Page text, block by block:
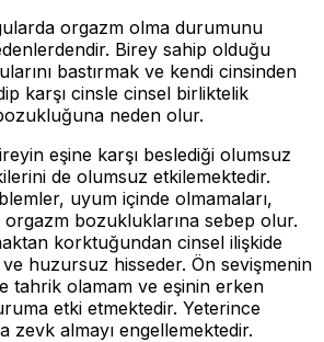
orgazm olma durumunu
Birey sahip olduğu
bastırmak ve kendi cinsinden
karşı cinsle cinsel birliktelik
neden olur.
eşine karşı beslediği olumsuz
de olumsuz etkilemektedir.
uyum içinde olmamaları,
bozukluklarına sebep olur.
korktuğundan cinsel ilişkide
huzursuz hisseder. Ön sevişmenin
tahrik olamam ve eşinin erken
etki etmektedir. Yeterince
zevk almayı engellemektedir.